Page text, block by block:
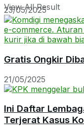
View All Result
23/05/2025
Gratis Ongkir
21/05/2025
Ini Daftar
Terjerat Kasus